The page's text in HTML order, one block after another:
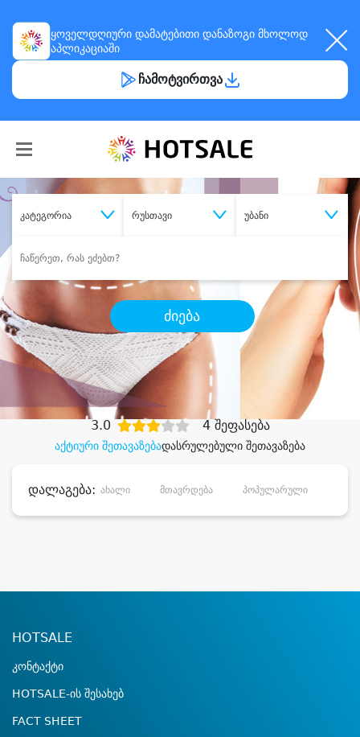
ყოველდღიური დამატებითი დანაზოგი მხოლოდ
აპლიკაციაში
ჩამოტვირთვა
კატეგორია რუსთავი უბანი
ძიება
შეიძინესასურველი მომსახურება
დიდი დანაზოგით
აქტიური შეთავაზებადასრულებული შეთავაზება
3.0 4 შეფასება
დალაგება: ახალი მთავრდება პოპულარული
HOTSALE
კონტაქტი
HOTSALE-ის შესახებ
FACT SHEET